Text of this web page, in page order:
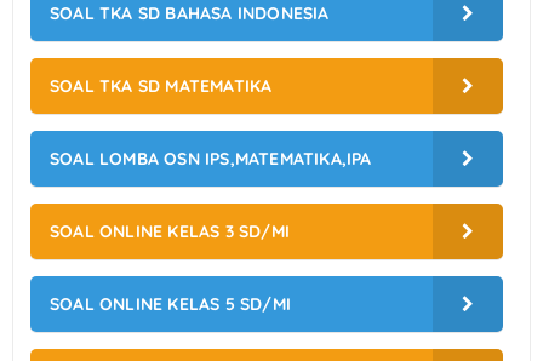
SOAL TKA SD BAHASA INDONESIA
SOAL TKA SD MATEMATIKA
SOAL LOMBA OSN IPS,MATEMATIKA,IPA
SOAL ONLINE KELAS 3 SD/MI
SOAL ONLINE KELAS 5 SD/MI